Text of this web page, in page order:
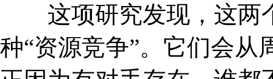
这项研究发现，这两
种“资源竞争”。它们会从